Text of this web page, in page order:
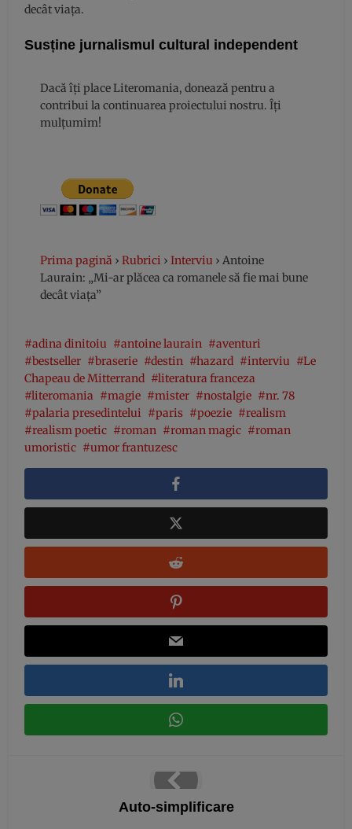
decât viaţa.
Susține jurnalismul cultural independent
Dacă îți place Literomania, donează pentru a
contribui la continuarea proiectului nostru. Îți
mulțumim!
Prima pagină › Rubrici › Interviu › Antoine
Laurain: „Mi-ar plăcea ca romanele să fie mai bune
decât viaţa”
adina dinitoiu antoine laurain
aventuri
bestseller
braserie destin hazard interviu
Le
Chapeau de Mitterrand
literatura franceza
literomania
magie mister nostalgie
nr. 78
palaria presedintelui
paris poezie
realism
realism poetic
roman roman magic
roman
umoristic
umor frantuzesc
Auto-simplificare